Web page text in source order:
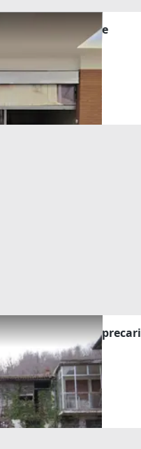
commerciale
(Rovigo)
con fabbricati precari
(Vicenza)